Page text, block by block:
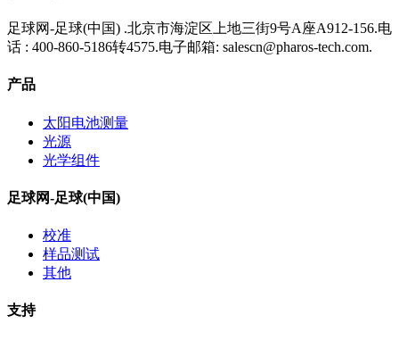
足球网-足球(中国) .北京市海淀区上地三街9号A座A912-156.电
话 : 400-860-5186转4575.电子邮箱: salescn@pharos-tech.com.
产品
太阳电池测量
光源
光学组件
足球网-足球(中国)
校准
样品测试
其他
支持